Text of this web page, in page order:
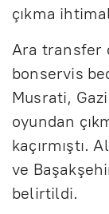
çıkma
Ara transfer
bonservis
Musrati,
oyundan
kaçırmıştı.
ve
belirtildi.